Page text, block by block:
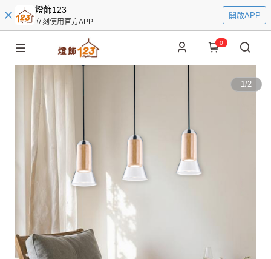
燈飾123
立刻使用官方APP
開啟APP
0
1/2